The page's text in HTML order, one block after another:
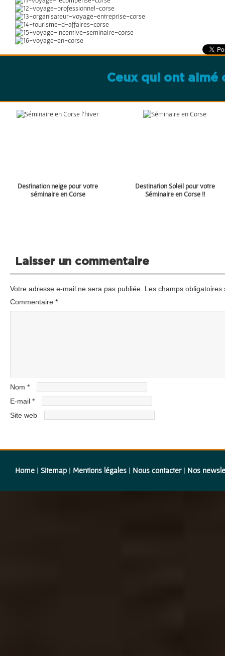
Ceux qui ont aimé
Destination neige pour votre
séminaire en Corse
Destination Soleil pour votre
Séminaire en Corse !!
Laisser un commentaire
Votre adresse e-mail ne sera pas publiée. Les champs
Commentaire *
Nom *
E-mail *
Site web
Home | Sitemap | Mentions légales | Nous contacter| Nos